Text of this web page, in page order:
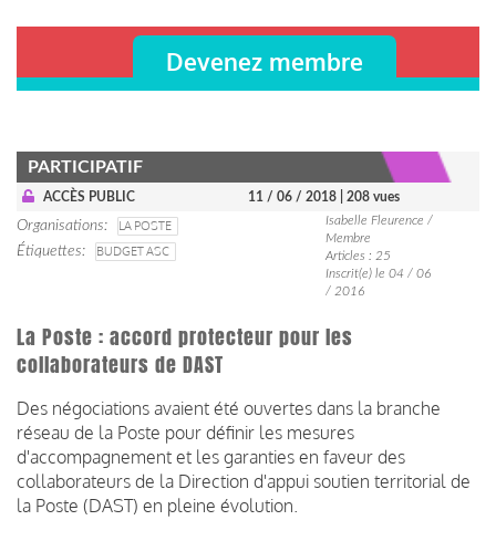
Devenez membre
PARTICIPATIF
ACCÈS PUBLIC 11 / 06 / 2018 | 208 vues
Organisations
LA POSTE
Étiquettes
BUDGET ASC
Isabelle Fleurence /
Membre
Articles : 25
Inscrit(e) le 04 / 06
/ 2016
La Poste : accord protecteur pour les
collaborateurs de DAST
Des négociations avaient été ouvertes dans la branche
réseau de la Poste pour définir les mesures
d'accompagnement et les garanties en faveur des
collaborateurs de la Direction d'appui soutien territorial de
la Poste (DAST) en pleine évolution.